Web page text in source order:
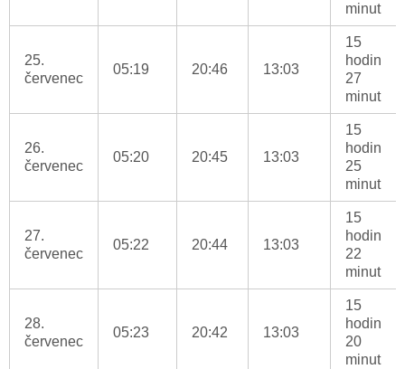
minut
25.
červenec
05:19 20:46 13:03
15
hodin
27
minut
26.
červenec
05:20 20:45 13:03
15
hodin
25
minut
27.
červenec
05:22 20:44 13:03
15
hodin
22
minut
28.
červenec
05:23 20:42 13:03
15
hodin
20
minut